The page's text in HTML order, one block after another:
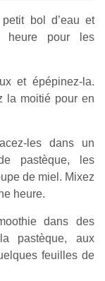
bol d’eau et
heure pour les
et épépinez-la.
la moitié pour en
les dans un
pastèque, les
de miel. Mixez
heure.
dans des
pastèque, aux
feuilles de